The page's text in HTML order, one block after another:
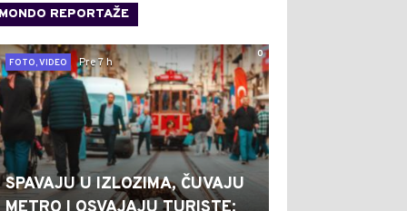
MONDO REPORTAŽE
0
FOTO, VIDEO
Pre 7 h
SPAVAJU U IZLOZIMA, ČUVAJU